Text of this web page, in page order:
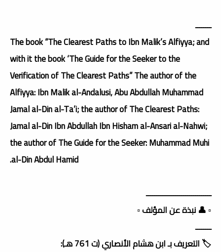
ــــــــ
The book “The Clearest Paths to Ibn Malik’s Alfiyya; and
with it the book ‘The Guide for the Seeker to the
Verification of The Clearest Paths” The author of the
Alfiyya: Ibn Malik al-Andalusi, Abu Abdullah Muhammad
Jamal al-Din al-Ta’i; the author of The Clearest Paths:
Jamal al-Din Ibn Abdullah Ibn Hisham al-Ansari al-Nahwi;
the author of The Guide for the Seeker: Muhammad Muhi
al-Din Abdul Hamid.
ـــــــــــــــــــــــــــــــــ
▫️ 👤 نبذة عن المؤلف ▫️
ــــــــ
🏷️ التعريف بـ ابن هشام الأنصاري (ت 761 هـ):